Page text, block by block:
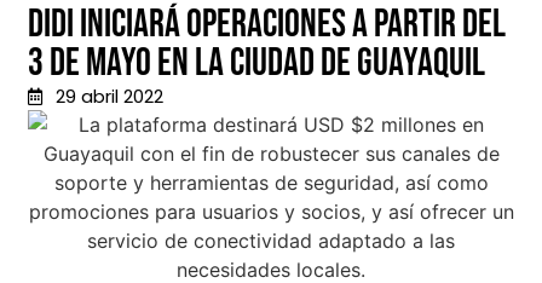
DiDi iniciará operaciones a partir del
3 de mayo en la ciudad de Guayaquil
29 abril 2022